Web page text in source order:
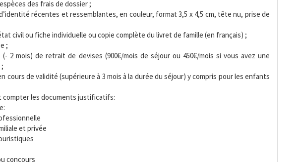
des frais de dossier ;
récentes et ressemblantes, en couleur, format 3,5 x 4,5 cm, tête nu, prise de
civil ou fiche individuelle ou copie complète du livret de famille (en français) ;
;
2 mois) de retrait de devises (900€/mois de séjour ou 450€/mois si vous avez une
cours de validité (supérieure à 3 mois à la durée du séjour) y compris pour les enfants
compter les documents justificatifs:
et privée
concours